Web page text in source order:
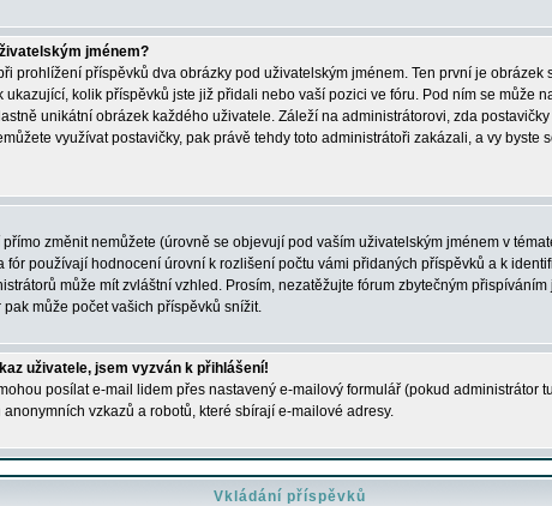
jménem?
prohlížení příspěvků dva obrázky pod uživatelským jménem. Ten první je obrázek
ukazující, kolik příspěvků jste již přidali nebo vaší pozici ve fóru. Pod ním se může
unikátní obrázek každého uživatele. Záleží na administrátorovi, zda
využívat postavičky, pak právě tehdy toto administrátoři zakázali, a vy byste
změnit nemůžete (úrovně se objevují pod vaším uživatelským jménem v
fór používají hodnocení úrovní k rozlišení počtu vámi přidaných příspěvků a k
může mít zvláštní vzhled. Prosím, nezatěžujte fórum zbytečným
může počet vašich příspěvků snížit.
uživatele, jsem vyzván k přihlášení!
posílat e-mail lidem přes nastavený e-mailový formulář (pokud administrátor
vzkazů a robotů, které sbírají e-mailové adresy.
Vkládání příspěvků